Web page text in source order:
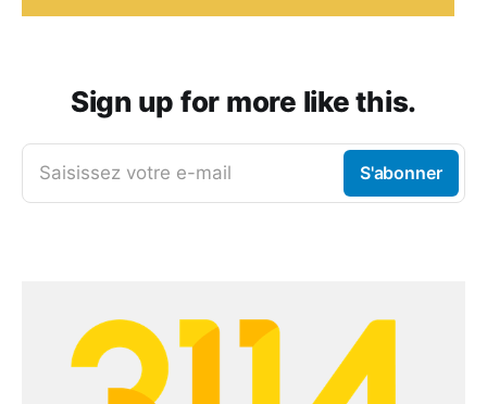
Sign up for more like this.
Saisissez votre e-mail S'abonner